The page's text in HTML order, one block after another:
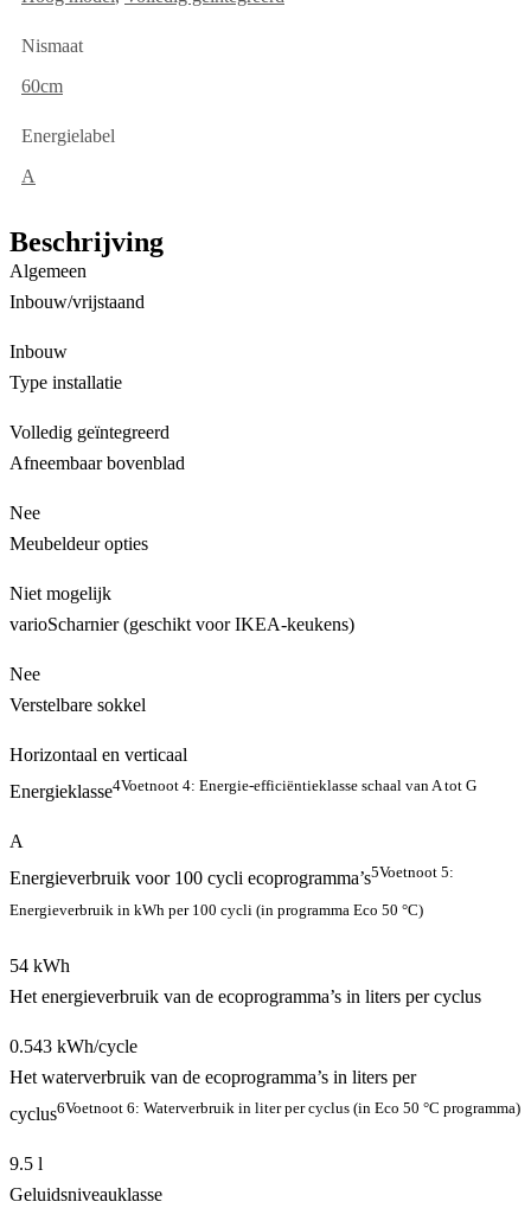
Nismaat
60cm
Energielabel
A
Beschrijving
Algemeen
Inbouw/vrijstaand
Inbouw
Type installatie
Volledig geïntegreerd
Afneembaar bovenblad
Nee
Meubeldeur opties
Niet mogelijk
varioScharnier (geschikt voor IKEA-keukens)
Nee
Verstelbare sokkel
Horizontaal en verticaal
Energieklasse4Voetnoot 4: Energie-efficiëntieklasse schaal van A tot G
A
Energieverbruik voor 100 cycli ecoprogramma’s5Voetnoot 5:
Energieverbruik in kWh per 100 cycli (in programma Eco 50 °C)
54 kWh
Het energieverbruik van de ecoprogramma’s in liters per cyclus
0.543 kWh/cycle
Het waterverbruik van de ecoprogramma’s in liters per
cyclus6Voetnoot 6: Waterverbruik in liter per cyclus (in Eco 50 °C programma)
9.5 l
Geluidsniveauklasse